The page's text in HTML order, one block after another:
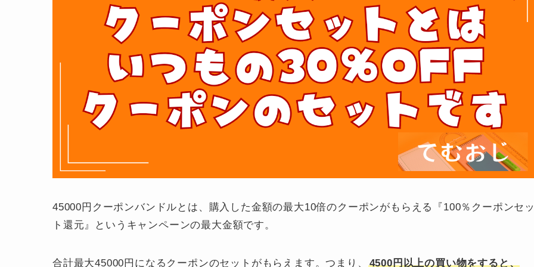
45000円クーポンバンドルとは、購入した金額の最大10倍のクーポンがもらえる『100％クーポンセ
ト還元』というキャンペーンの最大金額です。
合計最大45000円になるクーポンのセットがもらえます。つまり、 4500円以上の買い物をすると、